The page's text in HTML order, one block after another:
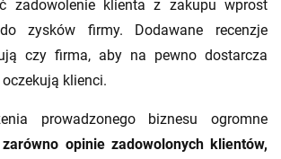
zadowolenie klienta z zakupu wprost
zysków firmy. Dodawane recenzje
czy firma, aby na pewno dostarcza
klienci.
prowadzonego biznesu ogromne
opinie zadowolonych klientów,